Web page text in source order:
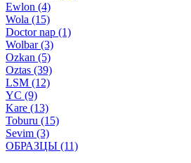
Ewlon (4)
Wola (15)
Doctor nap (1)
Wolbar (3)
Ozkan (5)
Oztas (39)
LSM (12)
YC (9)
Kare (13)
Toburu (15)
Sevim (3)
ОБРАЗЦЫ (11)